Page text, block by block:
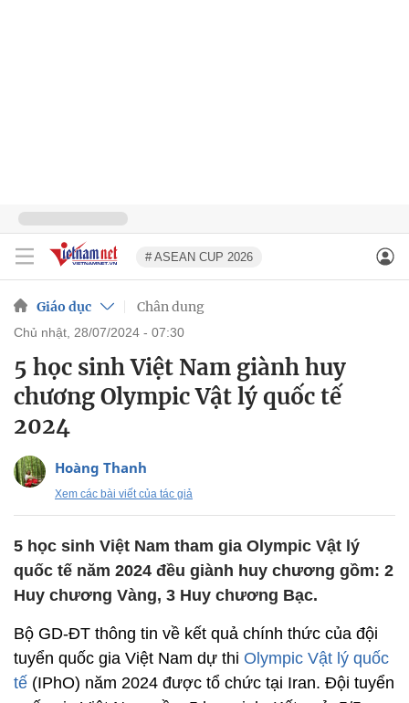
# ASEAN CUP 2026
Giáo dục Chân dung
chủ nhật, 28/07/2024 - 07:30
5 học sinh Việt Nam giành huy
chương Olympic Vật lý quốc tế
2024
Hoàng Thanh
Xem các bài viết của tác giả
5 học sinh Việt Nam tham gia Olympic Vật lý
quốc tế năm 2024 đều giành huy chương gồm: 2
Huy chương Vàng, 3 Huy chương Bạc.
Bộ GD-ĐT thông tin về kết quả chính thức của đội
tuyển quốc gia Việt Nam dự thi Olympic Vật lý quốc
tế (IPhO) năm 2024 được tổ chức tại Iran. Đội tuyển